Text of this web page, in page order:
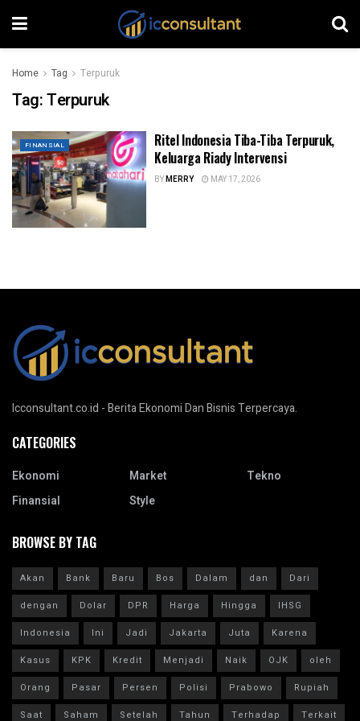
Home Tag Terpuruk
Tag:Terpuruk
FINANSIAL
Ritel Indonesia Tiba-Tiba Terpuruk,
Keluarga Riady Intervensi
BYMERRY MAY 17, 2026
Icconsultant.co.id - Berita Ekonomi Dan Bisnis Terpercaya.
CATEGORIES
Ekonomi
Finansial
Market
Style
Tekno
BROWSE BY TAG
Akan Bank Baru Bos Dalam dan
Dari
dengan
Dolar DPR Harga Hingga
IHSG
Indonesia
Ini Jadi Jakarta Juta
Karena
Kasus
KPK Kredit Menjadi Naik OJK
oleh
Orang
Pasar Persen Polisi Prabowo
Rupiah
Saat
Saham Setelah Tahun Terhadap Terkait